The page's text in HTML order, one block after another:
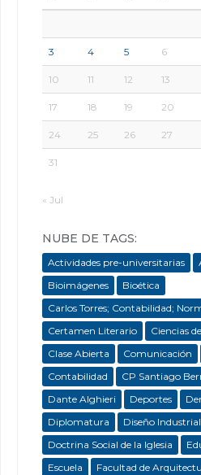
3 4 5 6
10 11 12 13
17 18 19 20
24 25 26 27
31
« Jul
NUBE DE TAGS:
Actividades pre-universitarias
Bioimágenes
Bioética
Carlos Torres; Contabilidad;
Certamen Literario
Ciencias
Clase Abierta
Comunicación
Contabilidad
CP Santiago
Dante Alghieri
Deportes
Diplomatura
Diseño Industrial
Doctrina Social de la Iglesia
Escuela
Facultad de